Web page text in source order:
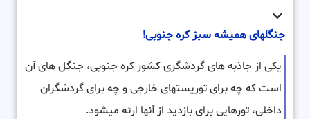
جنگلهای همیشه سبز کره جنوبی!
یکی از جاذبه های گردشگری کشور کره جنوبی، جنگل های آن
است که چه برای توریستهای خارجی و چه برای گردشگران
داخلی، تورهایی برای بازدید از آنها ارئه میشود.